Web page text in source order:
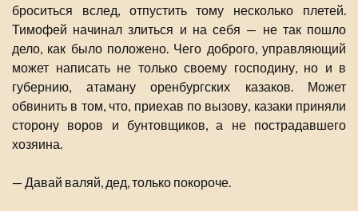
броситься вслед, отпустить тому несколько плетей.
Тимофей начинал злиться и на себя — не так пошло
дело, как было положено. Чего доброго, управляющий
может написать не только своему господину, но и в
губернию, атаману оренбургских казаков. Может
обвинить в том, что, приехав по вызову, казаки приняли
сторону воров и бунтовщиков, а не пострадавшего
хозяина.
— Давай валяй, дед, только покороче.